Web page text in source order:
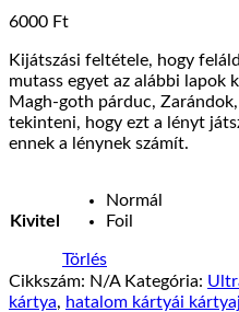
6000 Ft
Kijátszási feltétele, hogy
mutass egyet az alábbi lapok
Magh-goth párduc,
tekinteni, hogy ezt a lényt
ennek a lénynek számít.
Kivitel
Normál
Foil
Törlés
Cikkszám: N/A Kategória:
kártya, hatalom kártyái